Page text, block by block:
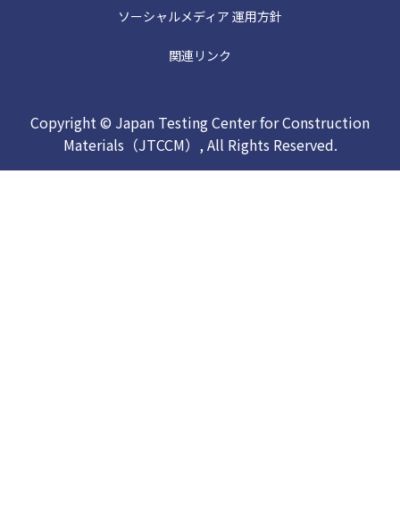
ソーシャルメディア 運用方針
関連リンク
Copyright © Japan Testing Center for Construction
Materials（JTCCM）, All Rights Reserved.